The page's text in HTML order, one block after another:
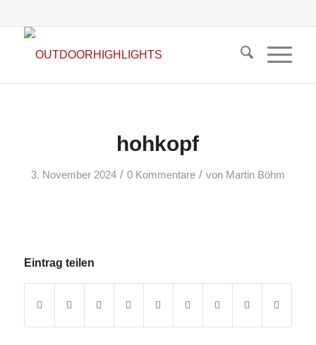
hohkopf
3. November 2024 / 0 Kommentare / von Martin Böhm
Eintrag teilen